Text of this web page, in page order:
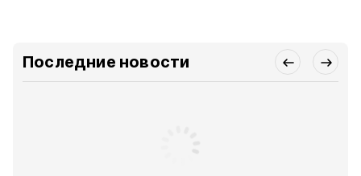
Последние новости